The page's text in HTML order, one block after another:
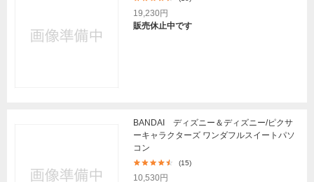
19,230円
販売休止中です
BANDAI ディズニー＆ディズニー/ピクサ
ーキャラクターズ ワンダフルスイートパソ
コン
(15)
10,530円